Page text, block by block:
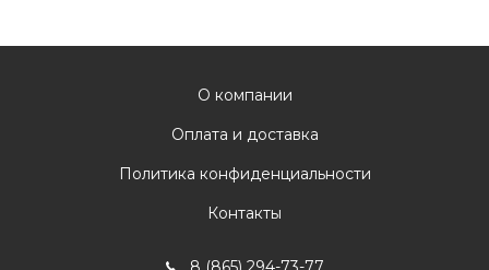
О компании
Оплата и доставка
Политика конфиденциальности
Контакты